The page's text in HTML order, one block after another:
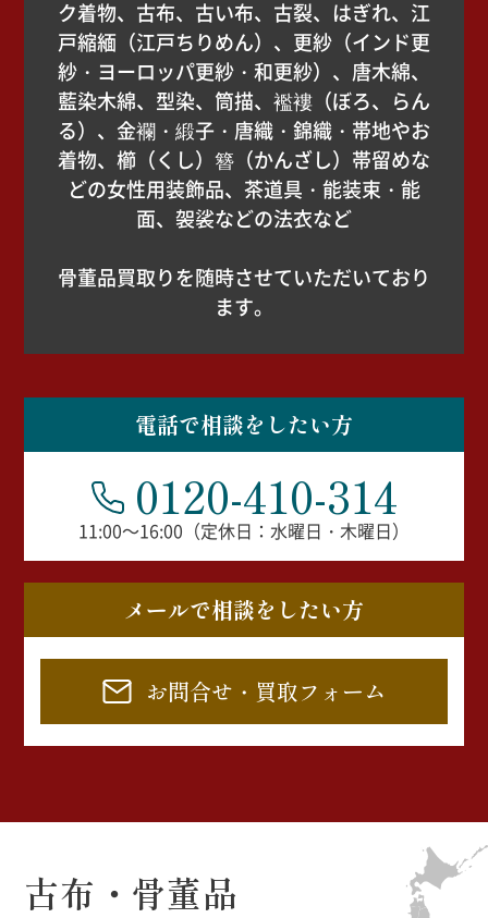
ク着物、古布、古い布、古裂、はぎれ、江
戸縮緬（江戸ちりめん）、更紗（インド更
紗・ヨーロッパ更紗・和更紗）、唐木綿、
藍染木綿、型染、筒描、襤褸（ぼろ、らん
る）、金襴・緞子・唐織・錦織・帯地やお
着物、櫛（くし）簪（かんざし）帯留めな
どの女性用装飾品、茶道具・能装束・能
面、袈裟などの法衣など
骨董品買取りを随時させていただいており
ます。
電話で相談をしたい方
0120-410-314
11:00～16:00（定休日：水曜日・木曜日）
メールで相談をしたい方
お問合せ・買取フォーム
古布・骨董品